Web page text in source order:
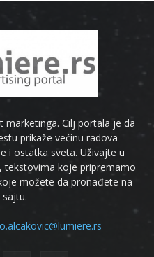
marketinga. Cilj portala je da
prikaže većinu radova
i ostatka sveta. Uživajte u
tekstovima koje pripremamo
možete da pronađete na